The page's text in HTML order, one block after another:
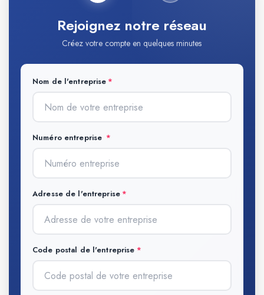
Rejoignez notre réseau
Créez votre compte en quelques minutes
Nom de l'entreprise
Numéro entreprise
Adresse de l'entreprise
Code postal de l'entreprise